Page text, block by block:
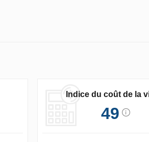
Indice du coût de la
49